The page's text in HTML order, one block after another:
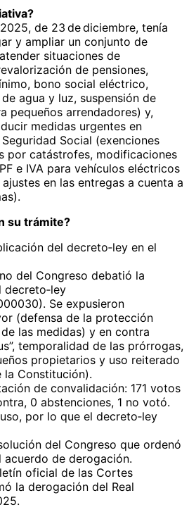
de 23 de diciembre, tenía
y ampliar un conjunto de
situaciones de
de pensiones,
bono social eléctrico,
agua y luz, suspensión de
pequeños arrendadores) y,
medidas urgentes en
Social (exenciones
por catástrofes, modificaciones
e IVA para vehículos eléctricos
en las entregas a cuenta a
su trámite?
del decreto‑ley en el
del Congreso debatió la
decreto‑ley
Se expusieron
(defensa de la protección
las medidas) y en contra
temporalidad de las prórrogas,
propietarios y uso reiterado
Constitución).
de convalidación: 171 votos
0 abstenciones, 1 no votó.
por lo que el decreto‑ley
del Congreso que ordenó
acuerdo de derogación.
oficial de las Cortes
la derogación del Real